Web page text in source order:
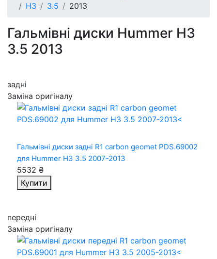
H3
3.5 2013
Гальмівні диски Hummer H3
3.5 2013
задні
Заміна оригіналу
Гальмівні диски задні R1 carbon geomet PDS.69002
для Hummer H3 3.5 2007-2013
5532 ₴
Купити
передні
Заміна оригіналу